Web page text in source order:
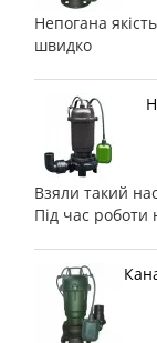
Непогана
швидко
Взяли такий
Під час роботи